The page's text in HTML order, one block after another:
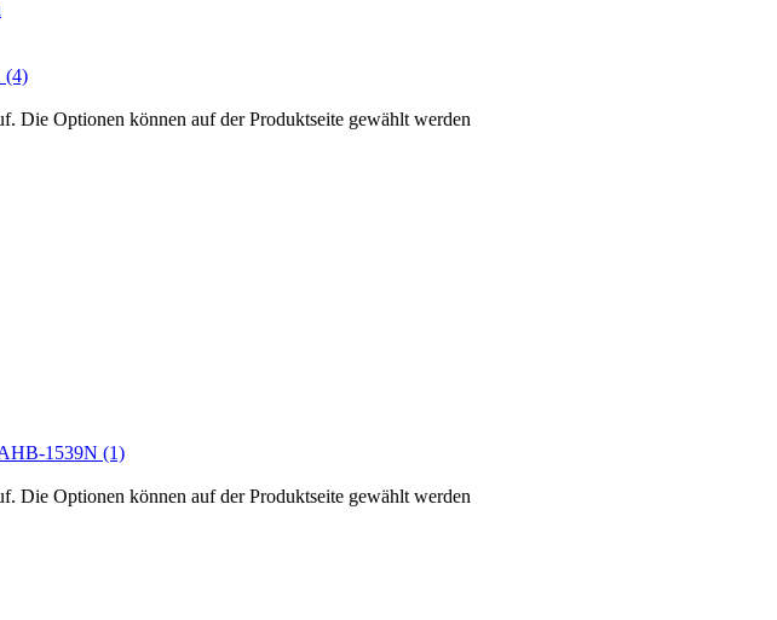
Die Optionen können auf der Produktseite gewählt werden
Die Optionen können auf der Produktseite gewählt werden